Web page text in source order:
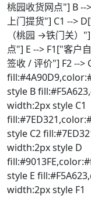
桃园收货网点"] B --
上门提货"] C1 -->
（桃园 →铁门关）
点"] E --> F1["客户
签收 / 评价"] F2 -->
style B
width:2px style C1
style C2
width:2px style D
style E
width:2px style F1